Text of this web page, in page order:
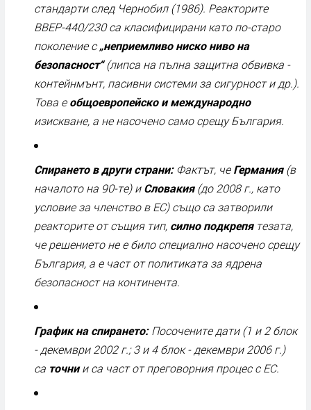
стандарти след Чернобил (1986). Реакторите
ВВЕР-440/230 са класифицирани като по-старо
поколение с„неприемливо ниско ниво на
безопасност“(липса на пълна защитна обвивка -
контейнмънт, пасивни системи за сигурност и др.).
Това еобщоевропейско и международно
изискване, а не насочено само срещу България.
Спирането в други страни:Фактът, чеГермания(в
началото на 90-те) иСловакия(до 2008 г., като
условие за членство в ЕС) също са затворили
реакторите от същия тип, силно подкрепятезата,
че решението не е било специално насочено срещу
България, а е част от политиката за ядрена
безопасност на континента.
График на спирането:Посочените дати (1 и 2 блок
- декември 2002 г.; 3 и 4 блок - декември 2006 г.)
са точнии са част от преговорния процес с ЕС.